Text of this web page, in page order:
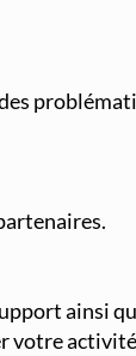
ainsi
votre